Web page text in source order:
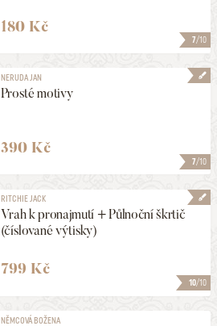
7/10
180 Kč
7/10
NERUDA JAN
Prosté motivy
390 Kč
10/10
RITCHIE JACK
Vrah k pronajmutí + Půlnoční škrtič
(číslované výtisky)
799 Kč
NĚMCOVÁ BOŽENA